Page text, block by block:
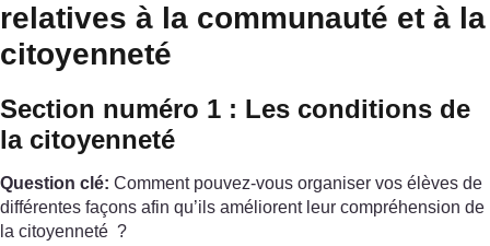
relatives à la communauté et à la
citoyenneté
Section numéro 1 : Les conditions de
la citoyenneté
Question clé: Comment pouvez-vous organiser vos élèves de
différentes façons afin qu’ils améliorent leur compréhension de
la citoyenneté ?